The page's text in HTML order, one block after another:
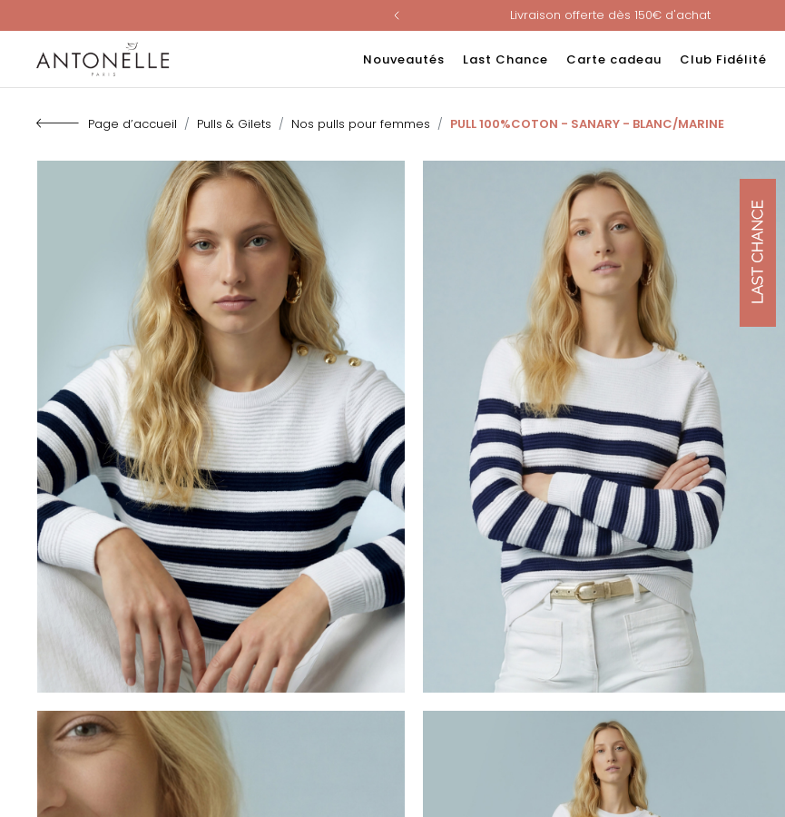
Nouveau ! Paiement en 3 ou 4 fois sans frais avec ALMA !
Livraison offerte dès 150€ d'achat
Nouveautés Last Chance Carte cadeau Club Fidélité
Page d’accueil Pulls & Gilets Nos pulls pour femmes PULL 100%COTON - SANARY - BLANC/MARINE